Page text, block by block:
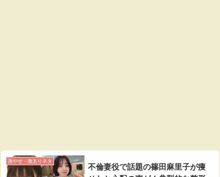
激やせ・激太りネタ
不倫妻役で話題の篠田麻里子が痩